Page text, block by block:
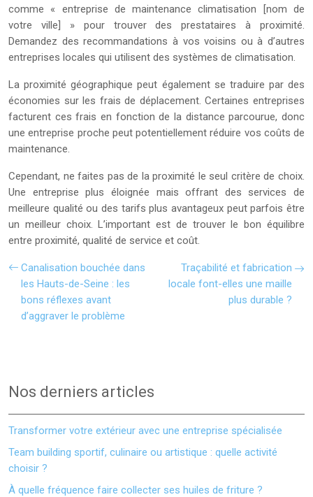
comme « entreprise de maintenance climatisation [nom de
votre ville] » pour trouver des prestataires à proximité.
Demandez des recommandations à vos voisins ou à d’autres
entreprises locales qui utilisent des systèmes de climatisation.
La proximité géographique peut également se traduire par des
économies sur les frais de déplacement. Certaines entreprises
facturent ces frais en fonction de la distance parcourue, donc
une entreprise proche peut potentiellement réduire vos coûts de
maintenance.
Cependant, ne faites pas de la proximité le seul critère de choix.
Une entreprise plus éloignée mais offrant des services de
meilleure qualité ou des tarifs plus avantageux peut parfois être
un meilleur choix. L’important est de trouver le bon équilibre
entre proximité, qualité de service et coût.
Canalisation bouchée dans
les Hauts-de-Seine : les
bons réflexes avant
d’aggraver le problème
Traçabilité et fabrication
locale font-elles une maille
plus durable ?
Nos derniers articles
Transformer votre extérieur avec une entreprise spécialisée
Team building sportif, culinaire ou artistique : quelle activité
choisir ?
À quelle fréquence faire collecter ses huiles de friture ?